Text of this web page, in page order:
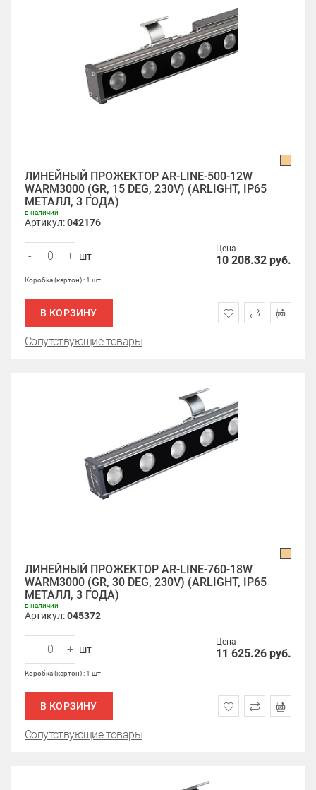
ЛИНЕЙНЫЙ ПРОЖЕКТОР AR-LINE-500-12W
WARM3000 (GR, 15 DEG, 230V) (ARLIGHT, IP65
МЕТАЛЛ, 3 ГОДА)
в наличии
Артикул:042176
Цена
10 208.32 руб.
- + шт
Коробка (картон) : 1 шт
В КОРЗИНУ
Сопутствующие товары
ЛИНЕЙНЫЙ ПРОЖЕКТОР AR-LINE-760-18W
WARM3000 (GR, 30 DEG, 230V) (ARLIGHT, IP65
МЕТАЛЛ, 3 ГОДА)
в наличии
Артикул:045372
Цена
11 625.26 руб.
- + шт
Коробка (картон) : 1 шт
В КОРЗИНУ
Сопутствующие товары